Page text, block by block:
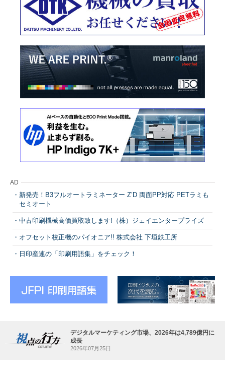
AD
新発売！B3フルオートラミネーター Z’D 両面PP対応 PETラミも
セミオート
中古印刷機械高価買取致します!（株）ジェイエンタープライズ
オフセット校正機のパイオニア!! 株式会社 下垣鉄工所
日印産連の「印刷用語集」をチェック！
デジタルマーケティング市場、2026年は4,789億円に
成長
2026年07月25日